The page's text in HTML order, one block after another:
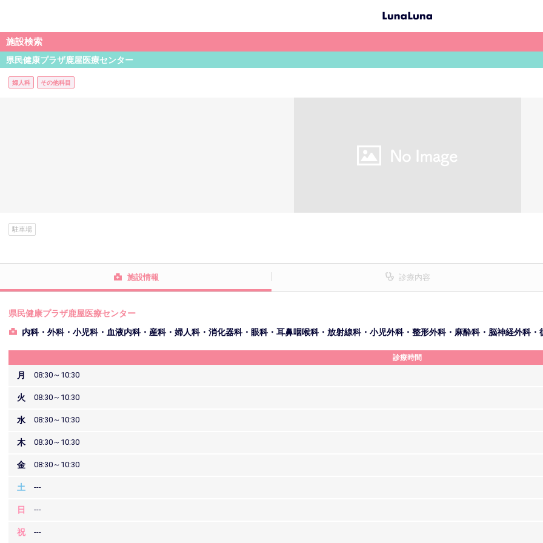
施設検索
県民健康プラザ鹿屋医療センター
婦人科 その他科目
駐車場
施設情報 診療内容
県民健康プラザ鹿屋医療センター
内科・外科・小児科・血液内科・産科・婦人科・消化器科・眼科・耳鼻咽喉科・放射線科・小児外科・整形外科・麻酔科・脳神経外科・
診療時間
月 08:30～10:30
火 08:30～10:30
水 08:30～10:30
木 08:30～10:30
金 08:30～10:30
土 ---
日 ---
祝 ---